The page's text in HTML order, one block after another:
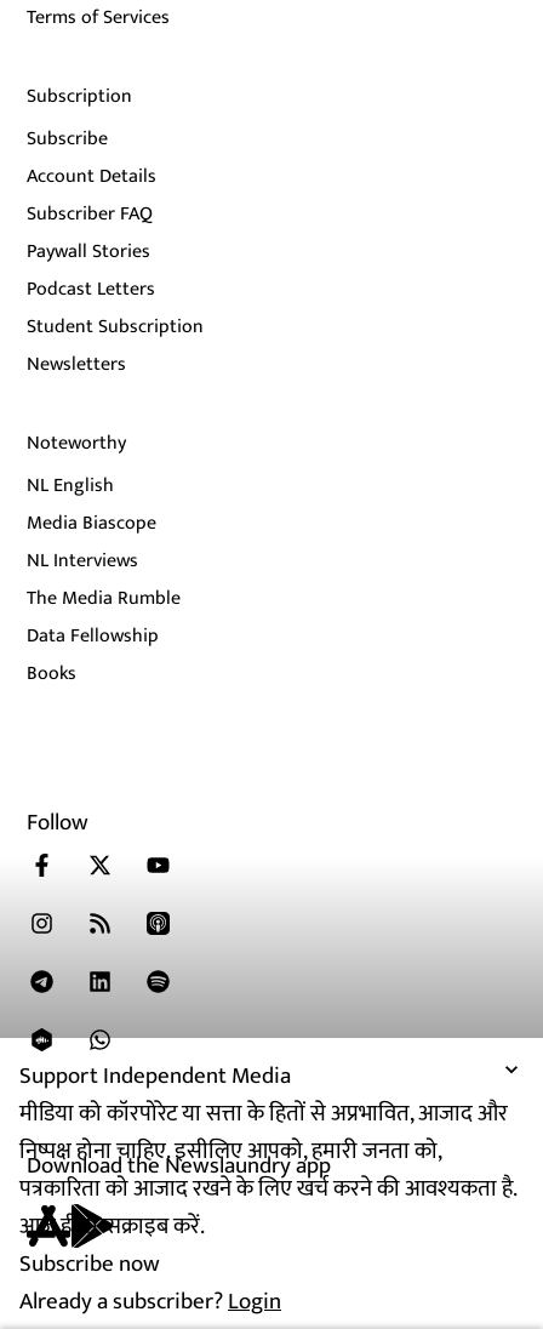
Support Independent Media
मीडिया को कॉरपोरेट या सत्ता के हितों से अप्रभावित, आजाद और
निष्पक्ष होना चाहिए. इसीलिए आपको, हमारी जनता को,
पत्रकारिता को आजाद रखने के लिए खर्च करने की आवश्यकता है.
आज ही सब्सक्राइब करें.
Subscribe now
Already a subscriber?Login
Terms of Services
Subscription
Subscribe
Account Details
Subscriber FAQ
Paywall Stories
Podcast Letters
Student Subscription
Newsletters
Noteworthy
NL English
Media Biascope
NL Interviews
The Media Rumble
Data Fellowship
Books
Follow
Download the Newslaundry app